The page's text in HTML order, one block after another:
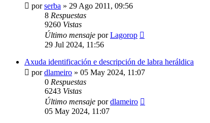
porserba » 29 Ago 2011, 09:56
8 Respuestas
9260 Vistas
Último mensaje porLagorop
29 Jul 2024, 11:56
Axuda identificación e descripción de labra heráldica
pordlameiro » 05 May 2024, 11:07
0 Respuestas
6243 Vistas
Último mensaje pordlameiro
05 May 2024, 11:07